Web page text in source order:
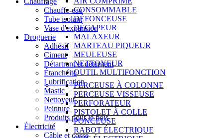
Chauffe-eau
Tube isolant
Vase d'expansion
Droguerie
Adhésif
Ciment
Détartrant et détergent
Étanchéité
Lubrification
Mastic
Nettoyeur
Peinture
Produits pour le bois
Électricité
Câble et cosse
CONSOMMABLE
DÉFONCEUSE
DÉCAPEUR
MALAXEUR
MARTEAU PIQUEUR
MEULEUSE
NETTOYEUR
OUTIL MULTIFONCTION
PERCEUSE À COLONNE
PERCEUSE VISSEUSE
PERFORATEUR
PISTOLET À COLLE
PONCEUSE
RABOT ÉLECTRIQUE